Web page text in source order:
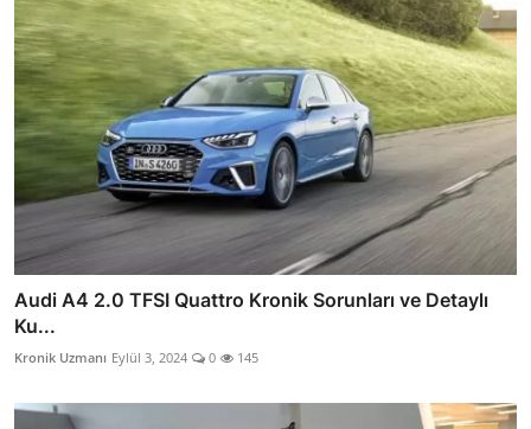
Audi A4 2.0 TFSI Quattro Kronik Sorunları ve Detaylı
Ku...
Kronik Uzmanı Eylül 3, 2024 0 145